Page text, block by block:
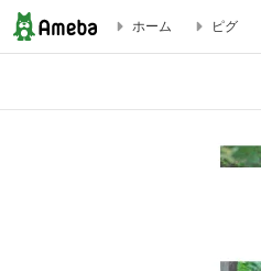
【レッスンのご感想】着られ
ホーム ピグ